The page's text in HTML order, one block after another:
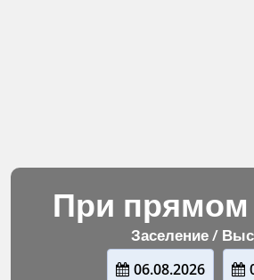
При прямом
Заселение /
06.08.2026